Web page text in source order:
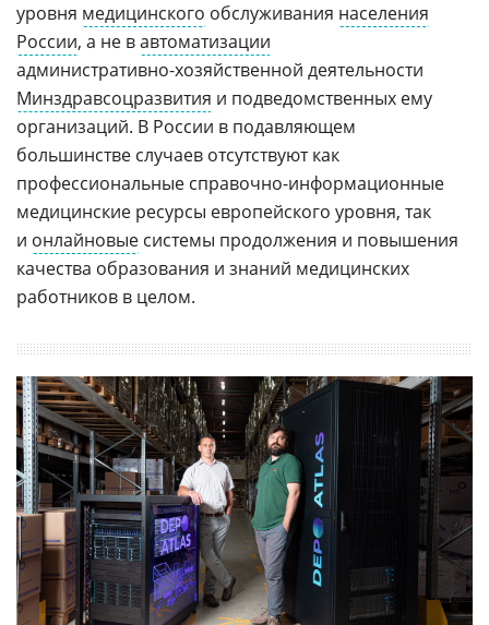
уровня медицинского обслуживания населения
России, а не вавтоматизации
административно-хозяйственной деятельности
Минздравсоцразвития и подведомственных ему
организаций. В России в подавляющем
большинстве случаев отсутствуют как
профессиональные справочно-информационные
медицинские ресурсы европейского уровня, так
и онлайновые системы продолжения и повышения
качества образования и знаний медицинских
работников в целом.